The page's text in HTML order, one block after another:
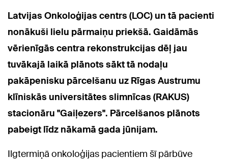
Latvijas Onkoloģijas centrs (LOC) un tā pacienti
nonākuši lielu pārmaiņu priekšā. Gaidāmās
vērienīgās centra rekonstrukcijas dēļ jau
tuvākajā laikā plānots sākt tā nodaļu
pakāpenisku pārcelšanu uz Rīgas Austrumu
klīniskās universitātes slimnīcas (RAKUS)
stacionāru "Gaiļezers". Pārcelšanos plānots
pabeigt līdz nākamā gada jūnijam.
Ilgtermiņā onkoloģijas pacientiem šī pārbūve